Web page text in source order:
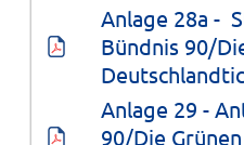
Anlage 28a -
Bündnis 90/
Anlage 29 -
90/Die Grünen